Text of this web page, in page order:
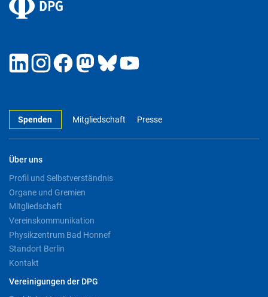
Spenden Mitgliedschaft Presse
Über uns
Profil und Selbstverständnis
Organe und Gremien
Mitgliedschaft
Vereinskommunikation
Physikzentrum Bad Honnef
Standort Berlin
Kontakt
Vereinigungen der DPG